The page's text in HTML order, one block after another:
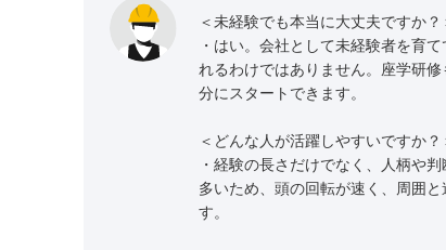
＜未経験でも本当に大丈夫ですか？
・はい。会社として未経験者を育
れるわけではありません。座学研
分にスタートできます。
＜どんな人が活躍しやすいですか？
・経験の長さだけでなく、人柄や
多いため、頭の回転が速く、周囲
す。